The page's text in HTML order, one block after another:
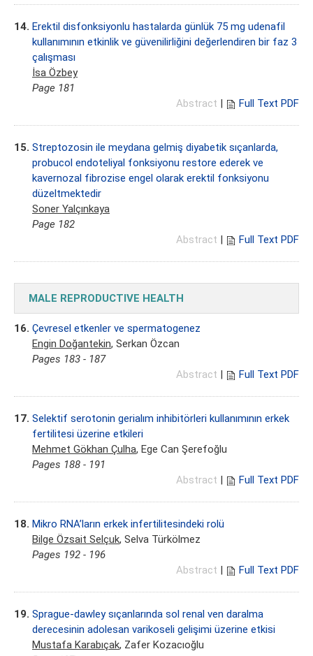
14. Erektil disfonksiyonlu hastalarda günlük 75 mg udenafil
kullanımının etkinlik ve güvenilirliğini değerlendiren bir faz 3
çalışması
İsa Özbey
Page 181
Abstract
Full Text PDF
15. Streptozosin ile meydana gelmiş diyabetik sıçanlarda,
probucol endoteliyal fonksiyonu restore ederek ve
kavernozal fibrozise engel olarak erektil fonksiyonu
düzeltmektedir
Soner Yalçınkaya
Page 182
Abstract
Full Text PDF
MALE REPRODUCTIVE HEALTH
16. Çevresel etkenler ve spermatogenez
Engin Doğantekin, Serkan Özcan
Pages 183 - 187
Abstract
Full Text PDF
17. Selektif serotonin gerialım inhibitörleri kullanımının erkek
fertilitesi üzerine etkileri
Mehmet Gökhan Çulha, Ege Can Şerefoğlu
Pages 188 - 191
Abstract
Full Text PDF
18. Mikro RNA’ların erkek infertilitesindeki rolü
Bilge Özsait Selçuk, Selva Türkölmez
Pages 192 - 196
Abstract
Full Text PDF
19. Sprague-dawley sıçanlarında sol renal ven daralma
derecesinin adolesan varikoseli gelişimi üzerine etkisi
Mustafa Karabıçak, Zafer Kozacıoğlu